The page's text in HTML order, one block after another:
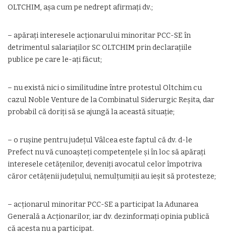
OLTCHIM, așa cum pe nedrept afirmați dv.;
– apărați interesele acționarului minoritar PCC-SE în
detrimentul salariaților SC OLTCHIM prin declarațiile
publice pe care le-ați făcut;
– nu există nici o similitudine între protestul Oltchim cu
cazul Noble Venture de la Combinatul Siderurgic Reșita, dar
probabil că doriți să se ajungă la această situație;
– o rușine pentru județul Vâlcea este faptul că dv. d-le
Prefect nu vă cunoașteți competențele și în loc să apărați
interesele cetățenilor, deveniți avocatul celor împotriva
căror cetățenii județului, nemulțumiții au ieșit să protesteze;
– acționarul minoritar PCC-SE a participat la Adunarea
Generală a Acționarilor, iar dv. dezinformați opinia publică
că acesta nu a participat.